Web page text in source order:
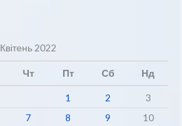
Квітень 2022
Чт Пт Сб Нд
1 2
3
7 8 9
10